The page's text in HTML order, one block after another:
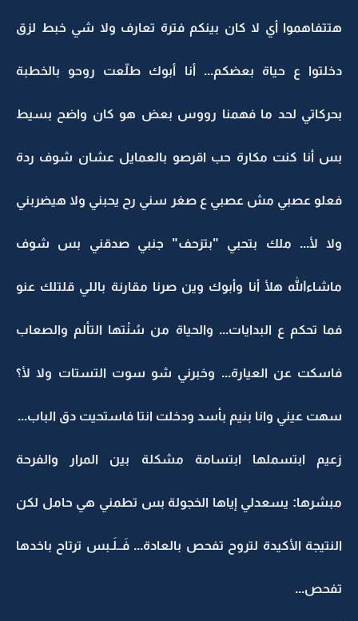
هتتفاهموا أي لا كان بينكم فترة تعارف ولا شي خبط لزق
دخلتوا ع حياة بعضكم... أنا أبوك طلّعت روحو بالخطبة
بحركاتي لحد ما فهمنا رووس بعض هو كان واضح بسيط
بس أنا كنت مكارة حب اقرصو بالعمايل عشان شوف ردة
فعلو عصبي مش عصبي ع صغر سني رح يحبني ولا هيضربني
ولا لأ... ملك بتحبي "بتزحف" جنبي صدقني بس شوف
ماشاءالله هلأ أنا وأبوك وين صرنا مقارنة باللي قلتلك عنو
فما تحكم ع البدايات... والحياة من سُنْتها التألم والصعاب
فاسكت عن العيارة... وخبرني شو سوت التستات ولا لأ؟
سهت عيني وانا بنيم بأسد ودخلت انتا فاستحيت دق الباب...
زعيم ابتسملها ابتسامة مشكلة بين المرار والفرحة
مبشرها: يسعدلي إياها الخجولة بس تطمني هي حامل لكن
النتيجة الأكيدة لتروح تفحص بالعادة... فَــلَـبس ترتاح باخدها
تفحص...